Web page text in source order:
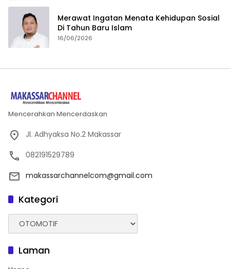
Merawat Ingatan Menata Kehidupan Sosial
Di Tahun Baru Islam
16/06/2026
Mencerahkan Mencerdaskan
Jl. Adhyaksa No.2 Makassar
082191529789
makassarchannelcom@gmail.com
Kategori
Kategori
Laman